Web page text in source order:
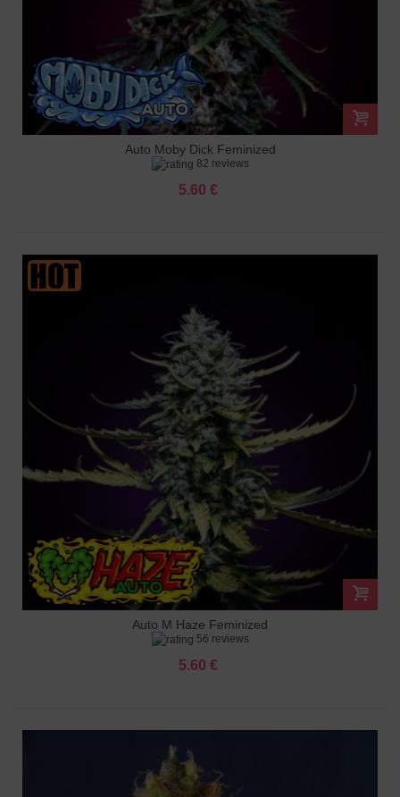
Auto Moby Dick Feminized
82 reviews
5.60 €
Auto M Haze Feminized
56 reviews
5.60 €